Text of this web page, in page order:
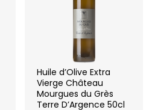
Huile d’Olive Extra
Vierge Château
Mourgues du Grès
Terre D’Argence 50cl